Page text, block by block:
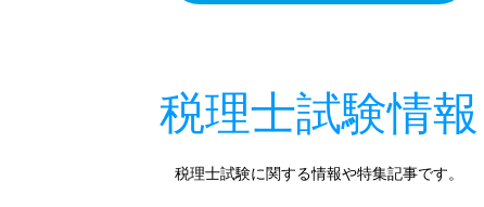
税理士試験情報
税理士試験に関する情報や特集記事です。